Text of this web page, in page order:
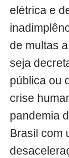
elétrica e
de multas
seja
pública ou
crise
pandemia
Brasil com